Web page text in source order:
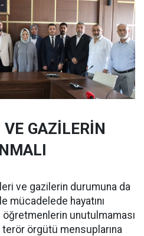
GAZİLERİN
ve gazilerin durumuna da
mücadelede hayatını
unutulmaması
örgütü mensuplarına